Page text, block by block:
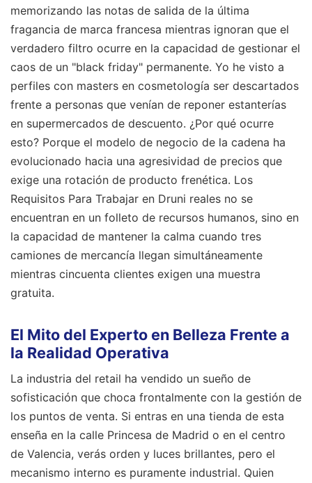
memorizando las notas de salida de la última
fragancia de marca francesa mientras ignoran que el
verdadero filtro ocurre en la capacidad de gestionar el
caos de un "black friday" permanente. Yo he visto a
perfiles con masters en cosmetología ser descartados
frente a personas que venían de reponer estanterías
en supermercados de descuento. ¿Por qué ocurre
esto? Porque el modelo de negocio de la cadena ha
evolucionado hacia una agresividad de precios que
exige una rotación de producto frenética. Los
Requisitos Para Trabajar en Druni reales no se
encuentran en un folleto de recursos humanos, sino en
la capacidad de mantener la calma cuando tres
camiones de mercancía llegan simultáneamente
mientras cincuenta clientes exigen una muestra
gratuita.
El Mito del Experto en Belleza Frente a
la Realidad Operativa
La industria del retail ha vendido un sueño de
sofisticación que choca frontalmente con la gestión de
los puntos de venta. Si entras en una tienda de esta
enseña en la calle Princesa de Madrid o en el centro
de Valencia, verás orden y luces brillantes, pero el
mecanismo interno es puramente industrial. Quien